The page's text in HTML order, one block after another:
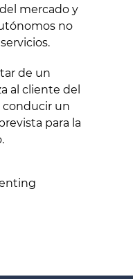
mercado y
no
de un
al cliente del
conducir un
para la